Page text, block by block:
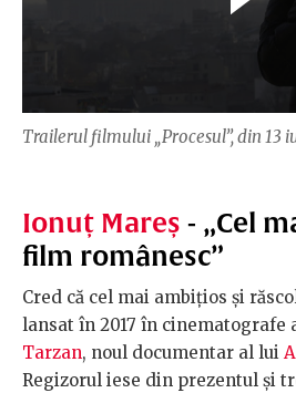
Trailerul filmului „Procesul”, din 13
Ionuț Mareș - „Cel
film românesc”
Cred că cel mai ambițios și
lansat în 2017 în cinematografe
Tarzan, noul documentar al lui
Regizorul iese din prezentul și